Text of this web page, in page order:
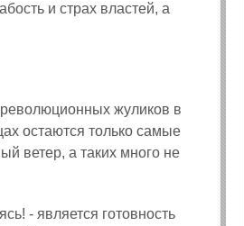
и страх властей, а
жуликов в
остаются только самые
ветер, а таких много не
- является готовность